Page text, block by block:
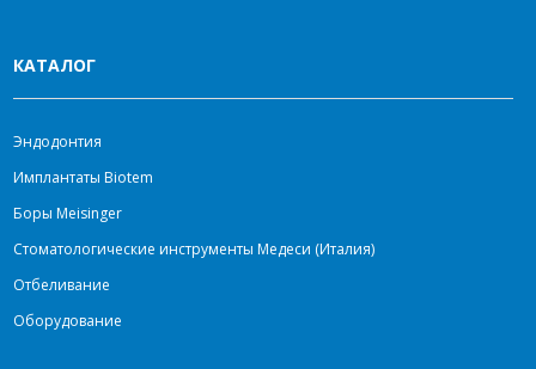
КАТАЛОГ
Эндодонтия
Имплантаты Biotem
Боры Meisinger
Стоматологические инструменты Медеси (Италия)
Отбеливание
Оборудование